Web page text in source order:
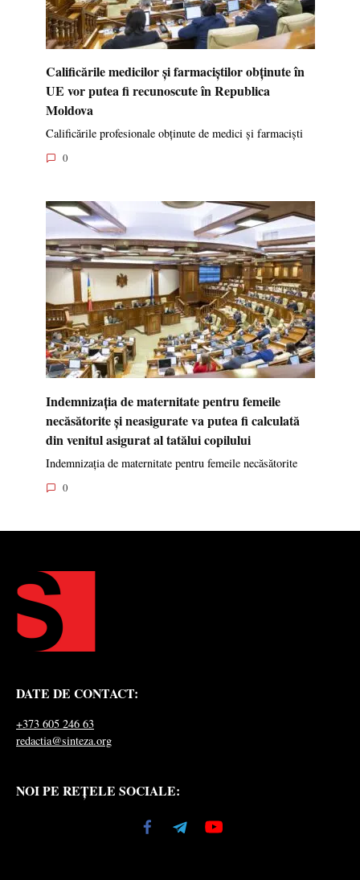
Calificările medicilor și farmaciștilor obținute în
UE vor putea fi recunoscute în Republica
Moldova
Calificările profesionale obținute de medici și farmaciști
0
Indemnizația de maternitate pentru femeile
necăsătorite și neasigurate va putea fi calculată
din venitul asigurat al tatălui copilului
Indemnizația de maternitate pentru femeile necăsătorite
0
DATE DE CONTACT:
+373 605 246 63
redactia@sinteza.org
NOI PE REȚELE SOCIALE: